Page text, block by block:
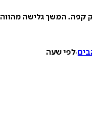
קפה. המשך גלישה מהווה
לפי שעה